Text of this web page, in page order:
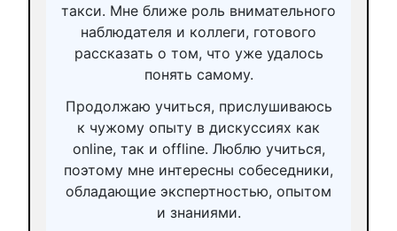
такси. Мне ближе роль внимательного
наблюдателя и коллеги, готового
рассказать о том, что уже удалось
понять самому.
Продолжаю учиться, прислушиваюсь
к чужому опыту в дискуссиях как
online, так и offline. Люблю учиться,
поэтому мне интересны собеседники,
обладающие экспертностью, опытом
и знаниями.